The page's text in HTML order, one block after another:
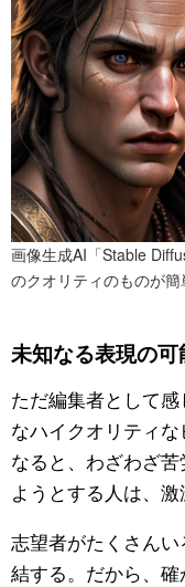
画像生成AI「Stable
のクオリティのものが
未知なる表現の可
ただ編集者として
なハイクオリティ
なると、わざわざ
ようとする人は、
志望者がたくさん
結する。だから、